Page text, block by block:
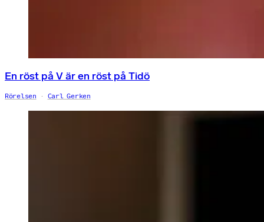
En röst på V är en röst på Tidö
Rörelsen Carl Gerken